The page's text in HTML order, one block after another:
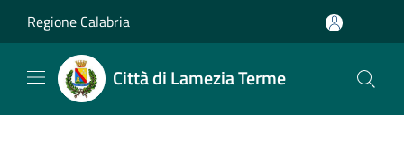
Regione Calabria
Città di Lamezia Terme